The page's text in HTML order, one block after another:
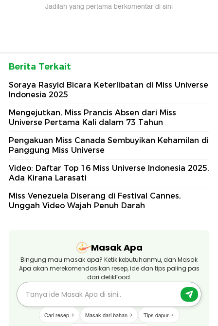
Jadilah yang pertama berkomentar di sini
Berita Terkait
Soraya Rasyid Bicara Keterlibatan di Miss Universe
Indonesia 2025
Mengejutkan, Miss Prancis Absen dari Miss
Universe Pertama Kali dalam 73 Tahun
Pengakuan Miss Canada Sembuyikan Kehamilan di
Panggung Miss Universe
Video: Daftar Top 16 Miss Universe Indonesia 2025,
Ada Kirana Larasati
Miss Venezuela Diserang di Festival Cannes,
Unggah Video Wajah Penuh Darah
Masak Apa
Bingung mau masak apa? Ketik kebutuhanmu, dan Masak
Apa akan merekomendasikan resep, ide dan tips paling pas
dari detikFood.
Cari resep Masak dari bahan Tips dapur